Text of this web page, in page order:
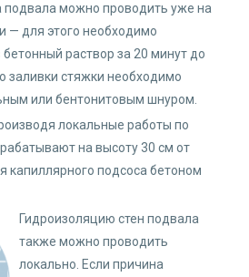
подвала можно проводить уже на
— для этого необходимо
раствор за 20 минут до
заливки стяжки необходимо
или бентонитовым шнуром.
локальные работы по
на высоту 30 см от
капиллярного подсоса бетоном
Гидроизоляцию стен подвала
также можно проводить
локально. Если причина